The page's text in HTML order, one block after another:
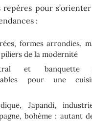
repères pour
:
formes arrondies,
piliers de la modernité
et banquette
pour une
Japandi,
bohème : autant